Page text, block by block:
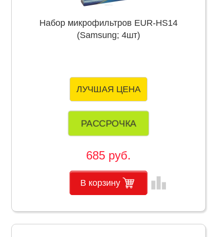
Набор микрофильтров EUR-HS14
(Samsung; 4шт)
ЛУЧШАЯ ЦЕНА
РАССРОЧКА
685 руб.
В корзину leaderboard